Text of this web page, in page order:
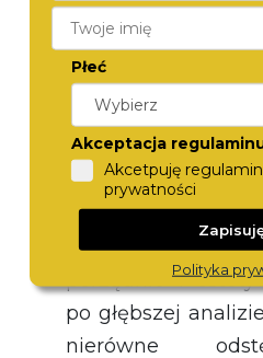
materiały z
internetowej
Jakość wykonania
Przypatrz się
drobnym
Dobrze wykonana
na pierwszy
porządnie i
po głębszej
nierówne
Płeć
Akceptacja
Akcetpuję
prywatności
Polityka